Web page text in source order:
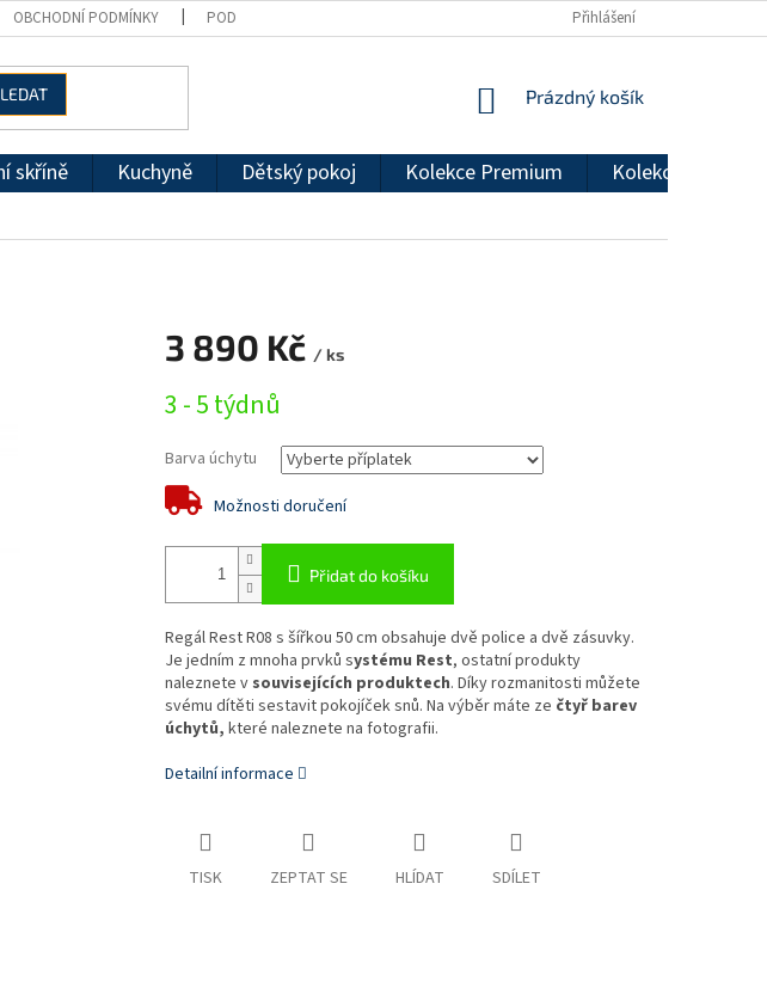
OBCHODNÍ PODMÍNKY PODMÍNKY OCHRANY OSOBNÍCH ÚDAJŮ REKLAMAČNÍ ŘÁD
Přihlášení
NÁKUPNÍ
Prázdný košík
skříně Kuchyně Dětský pokoj Kolekce Premium Kolekce
3 890 Kč / ks
cena:
3 - 5 týdnů
Barva úchytu
Možnosti doručení
Přidat do košíku
Regál Rest R08 s šířkou 50 cm obsahuje dvě police a dvě zásuvky.
Je jedním z mnoha prvků systému Rest, ostatní produkty
naleznete v souvisejících produktech. Díky rozmanitosti můžete
svému dítěti sestavit pokojíček snů. Na výběr máte ze čtyř barev
úchytů, které naleznete na fotografii.
Detailní informace
TISK ZEPTAT SE HLÍDAT SDÍLET